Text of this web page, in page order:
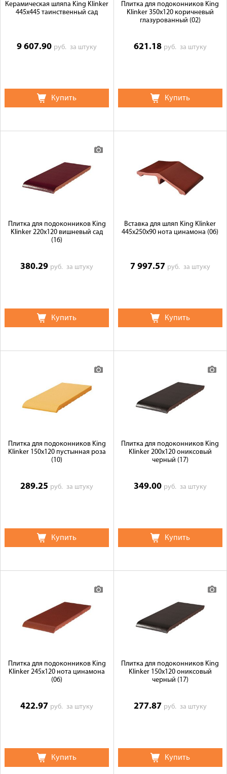
Керамическая шляпа King Klinker
445х445 таинственный сад
9 607.90 руб.за штуку
Купить
Плитка для подоконников King
Klinker 350х120 коричневый
глазурованный (02)
621.18 руб. за штуку
Купить
Плитка для подоконников King
Klinker 220х120 вишневый сад
(16)
380.29 руб.за штуку
Купить
Вставка для шляп King Klinker
445x250x90 нота цинамона (06)
7 997.57 руб. за штуку
Купить
Плитка для подоконников King
Klinker 150х120 пустынная роза
(10)
289.25 руб.за штуку
Купить
Плитка для подоконников King
Klinker 200х120 ониксовый
черный (17)
349.00 руб. за штуку
Купить
Плитка для подоконников King
Klinker 245х120 нота цинамона
(06)
422.97 руб.за штуку
Купить
Плитка для подоконников King
Klinker 150х120 ониксовый
черный (17)
277.87 руб. за штуку
Купить